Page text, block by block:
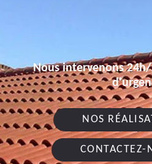
Nous intervenons
NOS
CONTACTEZ-